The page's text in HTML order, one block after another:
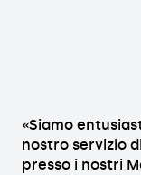
«Siamo
nostro servizio
presso i nostri